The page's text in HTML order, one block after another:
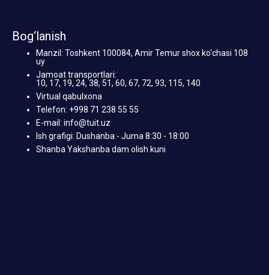
Bog‘lanish
Manzil: Toshkent 100084, Amir Temur shox ko‘chasi 108
uy
Jamoat transportlari:
10, 17, 19, 24, 38, 51, 60, 67, 72, 93, 115, 140
Virtual qabulxona
Telefon: +998 71 238 55 55
E-mail: info@tuit.uz
Ish grafigi: Dushanba - Juma 8:30 - 18:00
Shanba Yakshanba dam olish kuni